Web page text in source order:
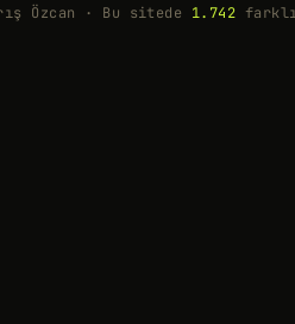
Özcan · Bu sitede 1.742